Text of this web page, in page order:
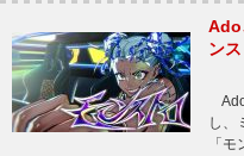
Ado
ン
し、
「